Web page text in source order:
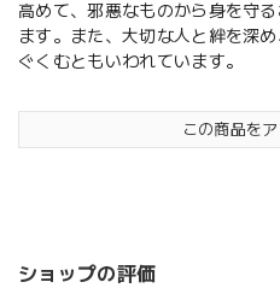
高めて、邪悪なものから身を守
ます。また、大切な人と絆を深
ぐくむともいわれています。
この商品を
ショップの評価